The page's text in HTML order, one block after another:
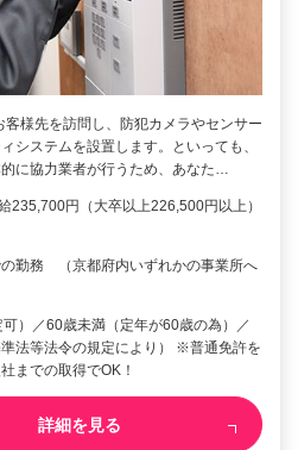
客様先を訪問し、防犯カメラやセンサー
システムを設置します。といっても、
に協力業者が行うため、あなた…
235,700円（大卒以上226,500円以上）
勤務 （京都府内いずれかの事業所へ
）／60歳未満（定年が60歳の為）／
法等法令の規定により） ※普通免許を
までの取得でOK！
詳細を見る